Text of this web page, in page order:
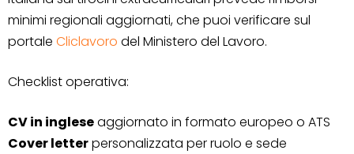
minimi regionali aggiornati, che puoi verificare sul
portale Cliclavoro del Ministero del Lavoro.
Checklist operativa:
CV in ingleseaggiornato in formato europeo o ATS
Cover letterpersonalizzata per ruolo e sede